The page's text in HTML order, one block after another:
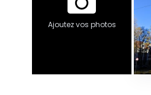
Ajoutez vos photos